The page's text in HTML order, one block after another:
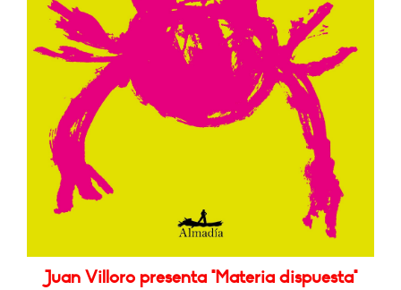
Juan Villoro presenta "Materia dispuesta"